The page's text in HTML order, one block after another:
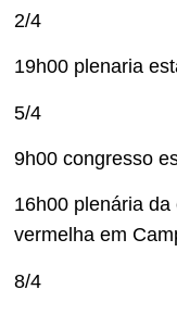
2/4
19h00 plenaria
5/4
9h00 congresso
16h00 plenária
vermelha em
8/4